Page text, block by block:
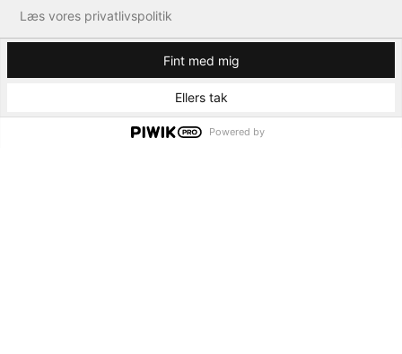
Fint med mig
Ellers tak
Læs vores privatlivspolitik
Powered by